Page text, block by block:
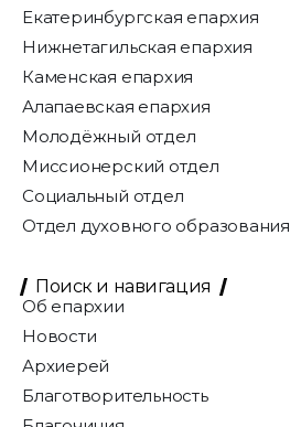
Екатеринбургская епархия
Нижнетагильская епархия
Каменская епархия
Алапаевская епархия
Молодёжный отдел
Миссионерский отдел
Социальный отдел
Отдел духовного образования
Поиск и навигация
Об епархии
Новости
Архиерей
Благотворительность